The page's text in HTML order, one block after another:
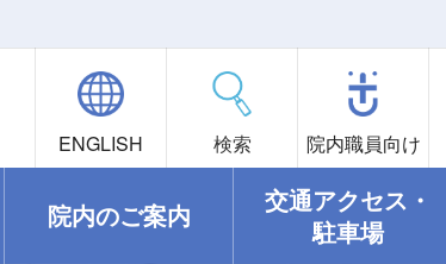
ENGLISH 検索 院内職員向け
院内のご案内
交通アクセス・
駐車場